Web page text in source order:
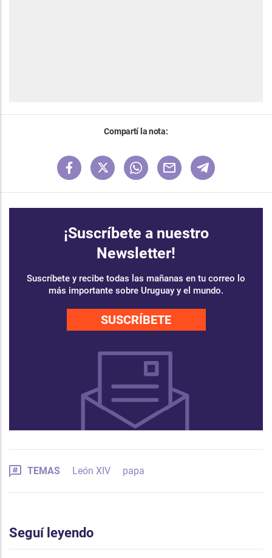
Compartí la nota:
¡Suscríbete a nuestro
Newsletter!
Suscríbete y recibe todas las mañanas en tu correo lo
más importante sobre Uruguay y el mundo.
SUSCRÍBETE
TEMAS León XIV papa
Seguí leyendo